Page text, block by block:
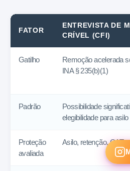
FATOR
ENTREVISTA DE
CRÍVEL (CFI)
Gatilho
Remoção acelerada
INA § 235(b)(1)
Padrão
Possibilidade
elegibilidade para asilo
Proteção
avaliada
Asilo, retenção, CAT